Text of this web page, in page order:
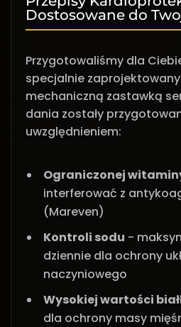
Dostosowane do
Przygotowaliśmy dla
specjalnie
mechaniczną zastawką
dania zostały
uwzględnieniem:
Ograniczonej
interferować z
(Mareven)
Kontroli sodu -
dziennie dla ochrony
naczyniowego
Wysokiej wartości
dla ochrony masy